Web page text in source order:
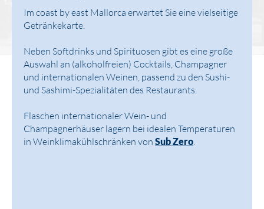
Im coast by east Mallorca erwartet Sie eine vielseitige
Getränkekarte.
Neben Softdrinks und Spirituosen gibt es eine große
Auswahl an (alkoholfreien) Cocktails, Champagner
und internationalen Weinen, passend zu den Sushi-
und Sashimi-Spezialitäten des Restaurants.
Flaschen internationaler Wein- und
Champagnerhäuser lagern bei idealen Temperaturen
in Weinklimakühlschränken von Sub Zero